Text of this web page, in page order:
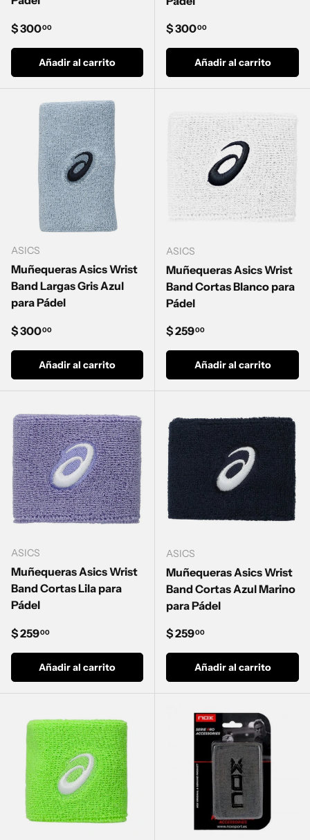
Precio normal
$ 30000
Añadir al carrito
Precio normal
$ 30000
Añadir al carrito
ASICS
Muñequeras Asics Wrist
Band Largas Gris Azul
para Pádel
Precio normal
$ 30000
Añadir al carrito
ASICS
Muñequeras Asics Wrist
Band Cortas Blanco para
Pádel
Precio normal
$ 25900
Añadir al carrito
ASICS
Muñequeras Asics Wrist
Band Cortas Lila para
Pádel
Precio normal
$ 25900
Añadir al carrito
ASICS
Muñequeras Asics Wrist
Band Cortas Azul Marino
para Pádel
Precio normal
$ 25900
Añadir al carrito